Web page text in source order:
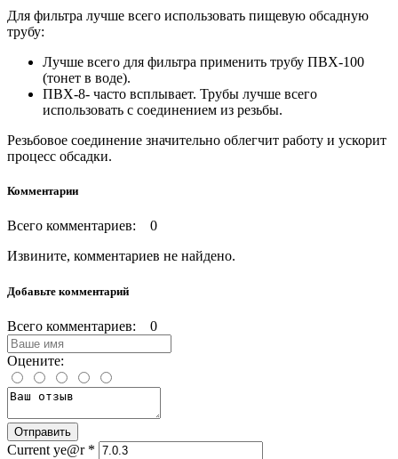
Для фильтра лучше всего использовать пищевую обсадную
трубу:
Лучше всего для фильтра применить трубу ПВХ-100
(тонет в воде).
ПВХ-8- часто всплывает. Трубы лучше всего
использовать с соединением из резьбы.
Резьбовое соединение значительно облегчит работу и ускорит
процесс обсадки.
Комментарии
Всего комментариев: 0
Извините, комментариев не найдено.
Добавьте комментарий
Всего комментариев: 0
Оцените:
Current ye@r *